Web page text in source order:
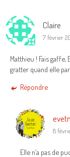
Claire
7 février
Matthieu ! Fais gaffe,
gratter quand elle
Répondre
8
Elle n’a pas de